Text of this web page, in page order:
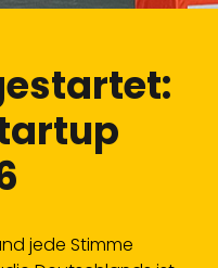
jede Stimme